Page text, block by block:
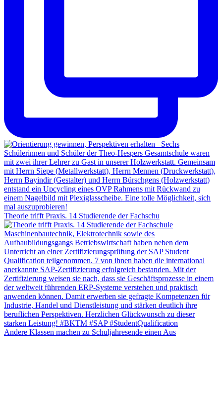
Theorie trifft Praxis. 14 Studierende der Fachschu
Andere Klassen machen zu Schuljahresende einen Aus